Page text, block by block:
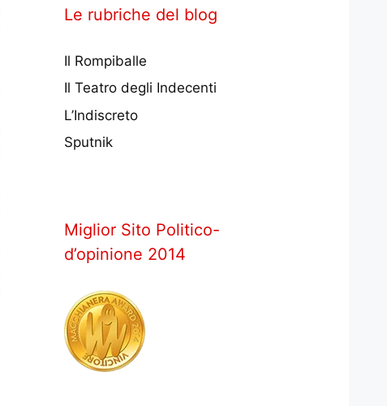
Le rubriche del blog
Il Rompiballe
Il Teatro degli Indecenti
L’Indiscreto
Sputnik
Miglior Sito Politico-
d’opinione 2014